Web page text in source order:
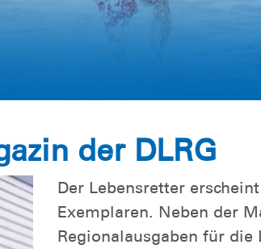
der DLRG
Der Lebensretter
Exemplaren. Neben der
Regionalausgaben für die